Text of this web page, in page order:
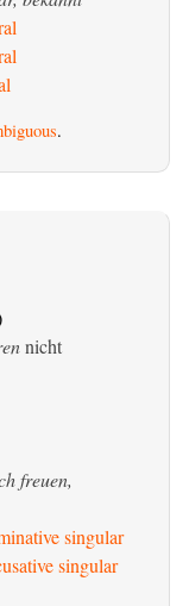
.
nicht
freuen,
singular
singular